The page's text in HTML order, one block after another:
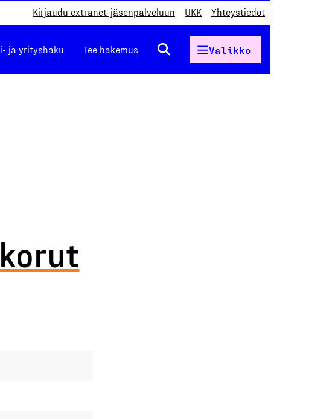
Kirjaudu extranet-jäsenpalveluun UKK Yhteystiedot
ja yrityshaku Tee hakemus Valikko